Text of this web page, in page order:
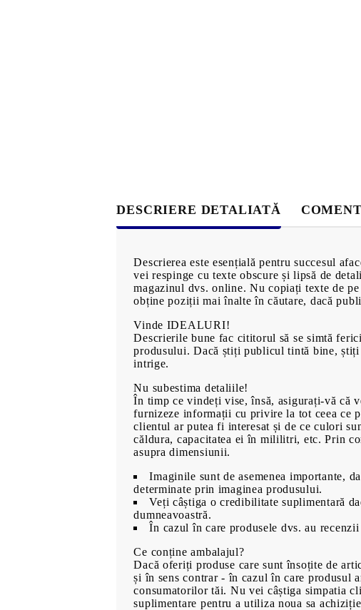
PREZENTARE 360°
00Lei 69900 Lei
DESCRIERE DETALIATĂ
Descrierea este esențială pentru succesul
vei respinge cu texte obscure și lipsă de
magazinul dvs. online. Nu copiați texte de
obține poziții mai înalte în căutare, dacă
Vinde IDEALURI!
Descrierile bune fac cititorul să se simtă
produsului. Dacă știți publicul tintă bine, știți
intrige.
Nu subestima detaliile!
În timp ce vindeți vise, însă, asigurați-vă că
furnizeze informații cu privire la tot ceea ce
clientul ar putea fi interesat și de ce culori
căldura, capacitatea ei în mililitri, etc. Prin
asupra dimensiunii.
Imaginile sunt de asemenea importante,
determinate prin imaginea produsului.
Veți câștiga o credibilitate suplimentară
dumneavoastră.
În cazul în care produsele dvs. au
Ce conține ambalajul?
Dacă oferiți produse care sunt însoțite de
și în sens contrar - în cazul în care produsul
consumatorilor tăi. Nu vei câștiga simpatia
suplimentare pentru a utiliza noua sa